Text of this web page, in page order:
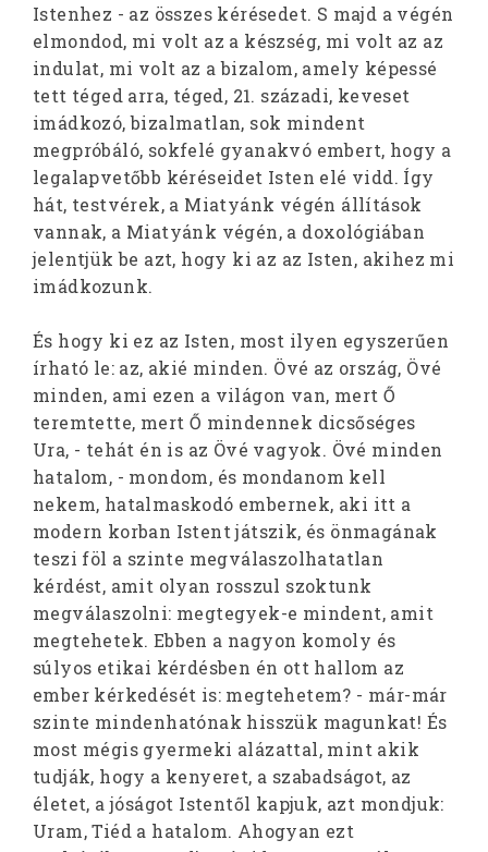
Istenhez - az összes kérésedet. S majd a végén
elmondod, mi volt az a készség, mi volt az az
indulat, mi volt az a bizalom, amely képessé
tett téged arra, téged, 21. századi, keveset
imádkozó, bizalmatlan, sok mindent
megpróbáló, sokfelé gyanakvó embert, hogy a
legalapvetőbb kéréseidet Isten elé vidd. Így
hát, testvérek, a Miatyánk végén állítások
vannak, a Miatyánk végén, a doxológiában
jelentjük be azt, hogy ki az az Isten, akihez mi
imádkozunk.
És hogy ki ez az Isten, most ilyen egyszerűen
írható le: az, akié minden. Övé az ország, Övé
minden, ami ezen a világon van, mert Ő
teremtette, mert Ő mindennek dicsőséges
Ura, - tehát én is az Övé vagyok. Övé minden
hatalom, - mondom, és mondanom kell
nekem, hatalmaskodó embernek, aki itt a
modern korban Istent játszik, és önmagának
teszi föl a szinte megválaszolhatatlan
kérdést, amit olyan rosszul szoktunk
megválaszolni: megtegyek-e mindent, amit
megtehetek. Ebben a nagyon komoly és
súlyos etikai kérdésben én ott hallom az
ember kérkedését is: megtehetem? - már-már
szinte mindenhatónak hisszük magunkat! És
most mégis gyermeki alázattal, mint akik
tudják, hogy a kenyeret, a szabadságot, az
életet, a jóságot Istentől kapjuk, azt mondjuk:
Uram, Tiéd a hatalom. Ahogyan ezt